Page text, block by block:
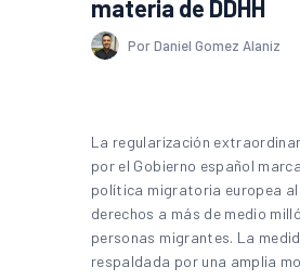
materia de DDHH
Por Daniel Gomez Alaniz
La regularización
por el Gobierno español
política migratoria europea
derechos a más de medio
personas migrantes. La
respaldada por una amplia